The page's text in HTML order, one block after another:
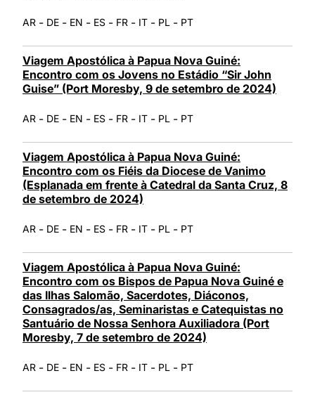
AR - DE - EN - ES - FR - IT - PL - PT
Viagem Apostólica à Papua Nova Guiné:
Encontro com os Jovens no Estádio “Sir John
Guise” (Port Moresby, 9 de setembro de 2024)
AR - DE - EN - ES - FR - IT - PL - PT
Viagem Apostólica à Papua Nova Guiné:
Encontro com os Fiéis da Diocese de Vanimo
(Esplanada em frente à Catedral da Santa Cruz, 8
de setembro de 2024)
AR - DE - EN - ES - FR - IT - PL - PT
Viagem Apostólica à Papua Nova Guiné:
Encontro com os Bispos de Papua Nova Guiné e
das Ilhas Salomão, Sacerdotes, Diáconos,
Consagrados/as, Seminaristas e Catequistas no
Santuário de Nossa Senhora Auxiliadora (Port
Moresby, 7 de setembro de 2024)
AR - DE - EN - ES - FR - IT - PL - PT